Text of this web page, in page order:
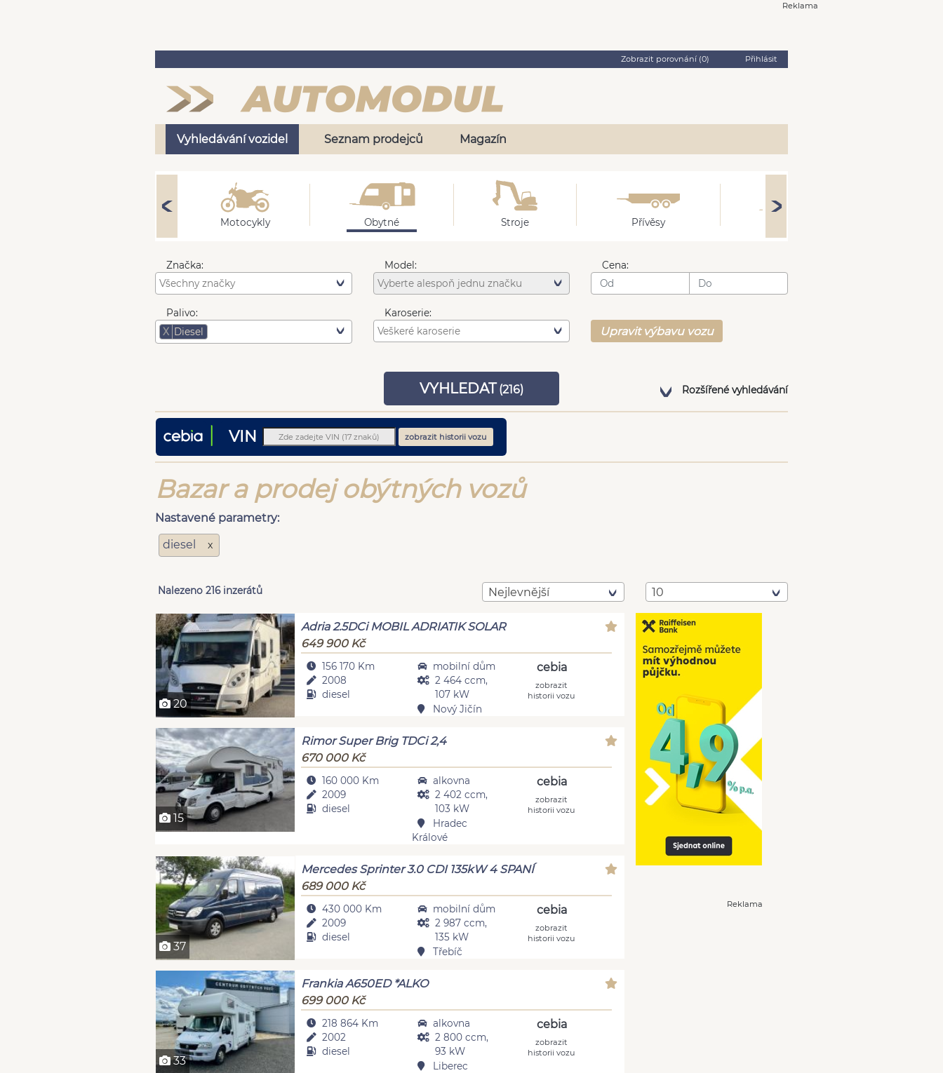
Reklama
Zobrazit porovnání (0) Přihlásit
Vyhledávání vozidel Seznam prodejců Magazín
Motocykly Obytné Stroje Přívěsy
Značka: Model: Cena:
Palivo:
X Diesel
Karoserie:
Upravit výbavu vozu
VYHLEDAT (216) Rozšířené vyhledávání
VIN zobrazit historii vozu
Bazar a prodej obýtných vozů
Nastavené parametry:
diesel
x
Nalezeno 216 inzerátů Nejlevnější 10
20
Adria 2.5DCi MOBIL ADRIATIK SOLAR
649 900 Kč
156 170 Km
2008
diesel
mobilní dům
2 464 ccm,
107 kW
Nový Jičín
cebia
zobrazit
historii vozu
15
Rimor Super Brig TDCi 2,4
670 000 Kč
160 000 Km
2009
diesel
alkovna
2 402 ccm,
103 kW
Hradec
Králové
cebia
zobrazit
historii vozu
37
Mercedes Sprinter 3.0 CDI 135kW 4 SPANÍ
689 000 Kč
430 000 Km
2009
diesel
mobilní dům
2 987 ccm,
135 kW
Třebíč
cebia
zobrazit
historii vozu
33
Frankia A650ED *ALKO
699 000 Kč
218 864 Km
2002
diesel
alkovna
2 800 ccm,
93 kW
Liberec
cebia
zobrazit
historii vozu
Reklama